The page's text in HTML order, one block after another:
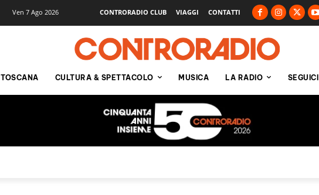
Ven 7 Ago 2026 CONTRORADIO CLUB VIAGGI CONTATTI
TOSCANA CULTURA & SPETTACOLO MUSICA LA RADIO SEGUICI